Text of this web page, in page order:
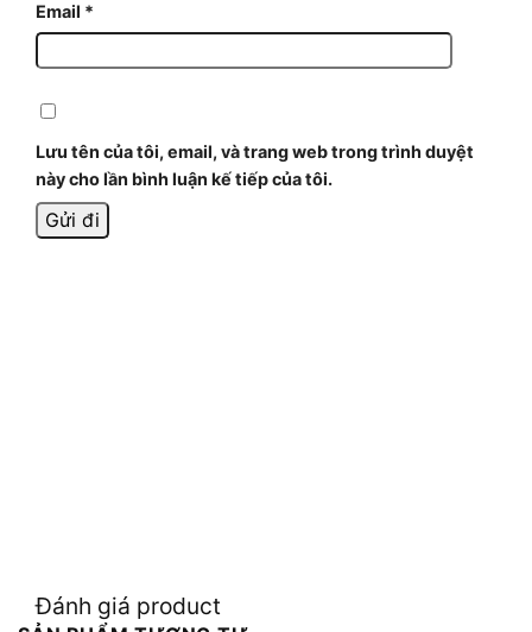
Email *
Lưu tên của tôi, email, và trang web trong trình duyệt
này cho lần bình luận kế tiếp của tôi.
Đánh giá product